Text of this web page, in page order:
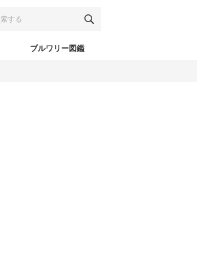
ブルワリー図鑑